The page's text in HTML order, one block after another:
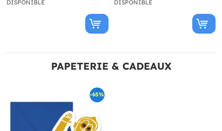
DISPONIBLE DISPONIBLE
PAPETERIE & CADEAUX
-65%